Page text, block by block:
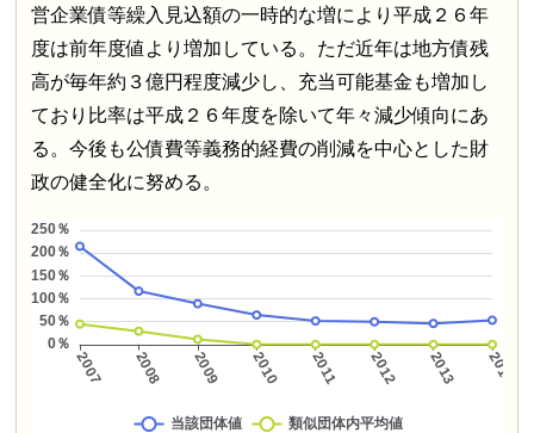
営企業債等繰入見込額の一時的な増により平成２６年
度は前年度値より増加している。ただ近年は地方債残
高が毎年約３億円程度減少し、充当可能基金も増加し
ており比率は平成２６年度を除いて年々減少傾向にあ
る。今後も公債費等義務的経費の削減を中心とした財
政の健全化に努める。